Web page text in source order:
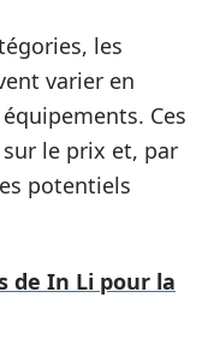
les
varier en
Ces
le prix et, par
potentiels
de In Li pour la